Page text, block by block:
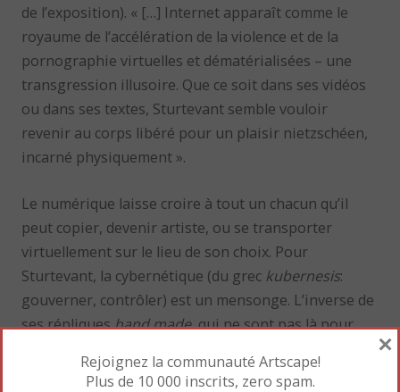
de l’exposition). « […] Internet apparaît comme le
royaume de l’accélération de la violence et de la
pornographie virtuelles et dématérialisées – une
transgression illusoire. Que ce soit dans ses vidéos
ou dans ses textes, Sturtevant semble vouloir
revenir au corps libéré pour un plaisir nietzschéen,
incarné physiquement ».
Le numérique laisse croire à tout un chacun qu’il
peut copier, devenir artiste, ou se transporter
virtuellement sur le lieu de son choix. Pour
Sturtevant, la cybernétique (du grec kubernesis:
gouverner, contrôler) est un mensonge. L’inverse de
ses répliqueshand made, qui ne sont pas là pour
valeur. Mais, au contraire, pour souligner son
Rejoignez la communauté Artscape!
Plus de 10 000 inscrits, zero spam.
×